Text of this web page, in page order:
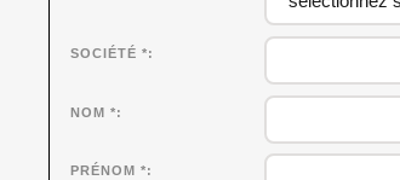
SOCIÉTÉ *
NOM *
PRÉNOM *